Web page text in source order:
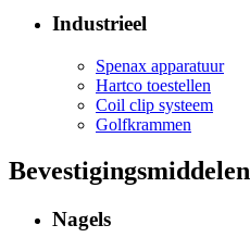
Industrieel
Spenax apparatuur
Hartco toestellen
Coil clip systeem
Golfkrammen
Bevestigingsmiddelen
Nagels